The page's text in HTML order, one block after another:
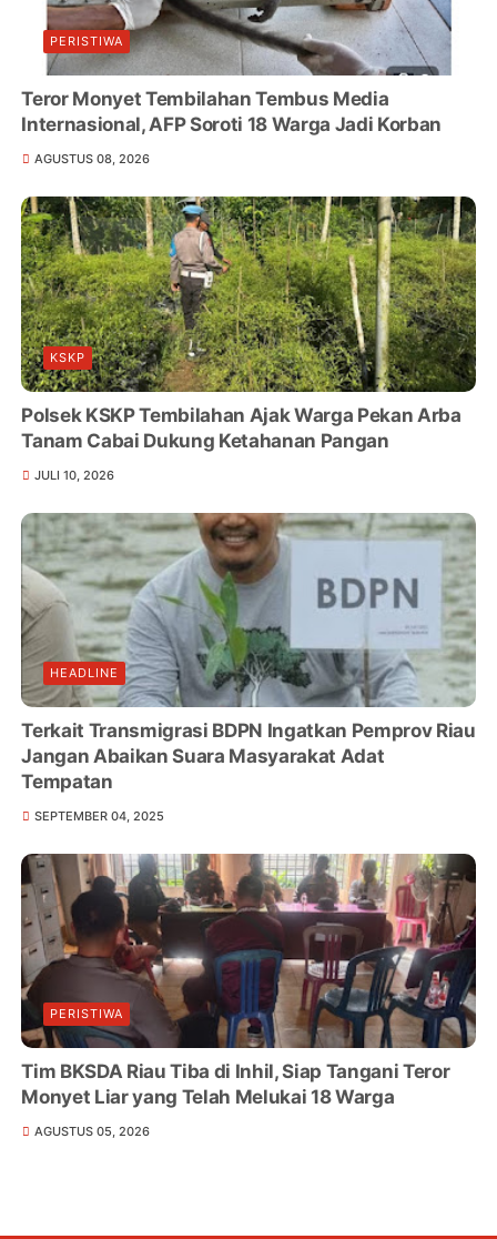
PERISTIWA
Teror Monyet Tembilahan Tembus Media
Internasional, AFP Soroti 18 Warga Jadi Korban
AGUSTUS 08, 2026
KSKP
Polsek KSKP Tembilahan Ajak Warga Pekan Arba
Tanam Cabai Dukung Ketahanan Pangan
JULI 10, 2026
HEADLINE
Terkait Transmigrasi BDPN Ingatkan Pemprov Riau
Jangan Abaikan Suara Masyarakat Adat
Tempatan
SEPTEMBER 04, 2025
PERISTIWA
Tim BKSDA Riau Tiba di Inhil, Siap Tangani Teror
Monyet Liar yang Telah Melukai 18 Warga
AGUSTUS 05, 2026